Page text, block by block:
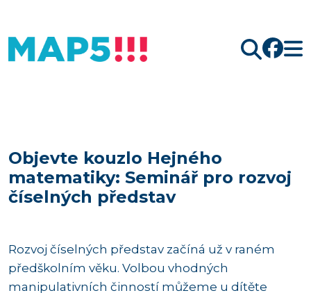
Objevte kouzlo Hejného
matematiky: Seminář pro rozvoj
číselných představ
Rozvoj číselných představ začíná už v raném
předškolním věku. Volbou vhodných
manipulativních činností můžeme u dítěte